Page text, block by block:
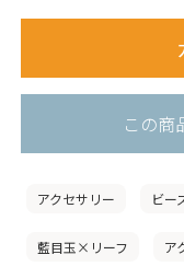
この商
アクセサリー ビー
藍目玉×リーフ ア